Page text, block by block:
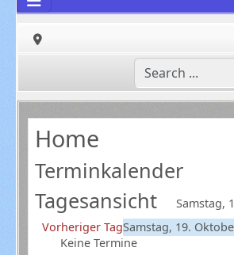
Home
Terminkalender
Tagesansicht
Samstag,
Vorheriger TagSamstag, 19.
Keine Termine